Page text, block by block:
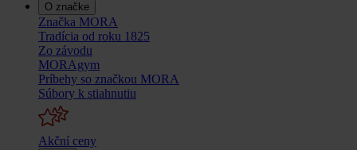
O značke
Značka MORA
Tradícia od roku 1825
Zo závodu
MORAgym
Príbehy so značkou MORA
Súbory k stiahnutiu
Akční ceny